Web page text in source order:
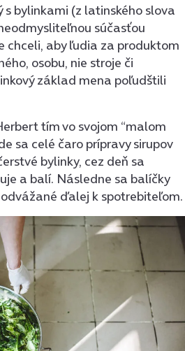
s bylinkami (z latinského slova
súčasťou
chceli, aby ľudia za produktom
osobu, nie stroje či
základ mena poľudštili
tím vo svojom “malom
sa celé čaro prípravy sirupov
bylinky, cez deň sa
a balí. Následne sa balíčky
ďalej k spotrebiteľom.